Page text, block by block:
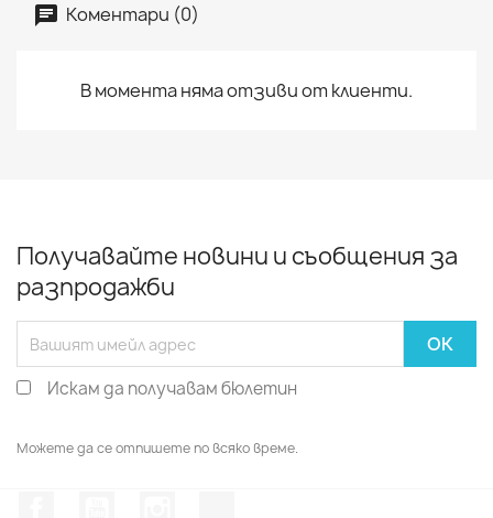
Коментари (0)
В момента няма отзиви от клиенти.
Получавайте новини и съобщения за
разпродажби
Искам да получавам бюлетин
Можете да се отпишете по всяко време.